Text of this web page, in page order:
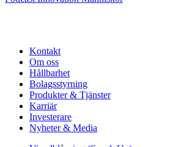
Kontakt
Om oss
Hållbarhet
Bolagsstyrning
Produkter & Tjänster
Karriär
Investerare
Nyheter & Media